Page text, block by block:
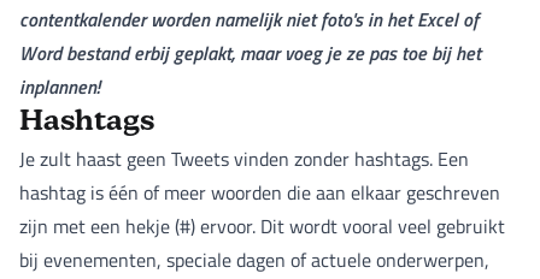
contentkalender worden namelijk niet foto's in het Excel of
Word bestand erbij geplakt, maar voeg je ze pas toe bij het
inplannen!
Hashtags
Je zult haast geen Tweets vinden zonder hashtags. Een
hashtag is één of meer woorden die aan elkaar geschreven
zijn met een hekje (#) ervoor. Dit wordt vooral veel gebruikt
bij evenementen, speciale dagen of actuele onderwerpen,